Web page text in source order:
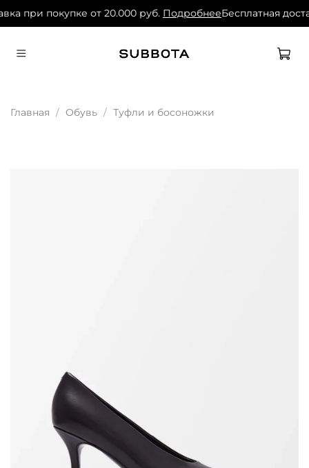
при покупке от 20.000 руб. ПодробнееБесплатная
Главная Обувь Туфли и босоножки